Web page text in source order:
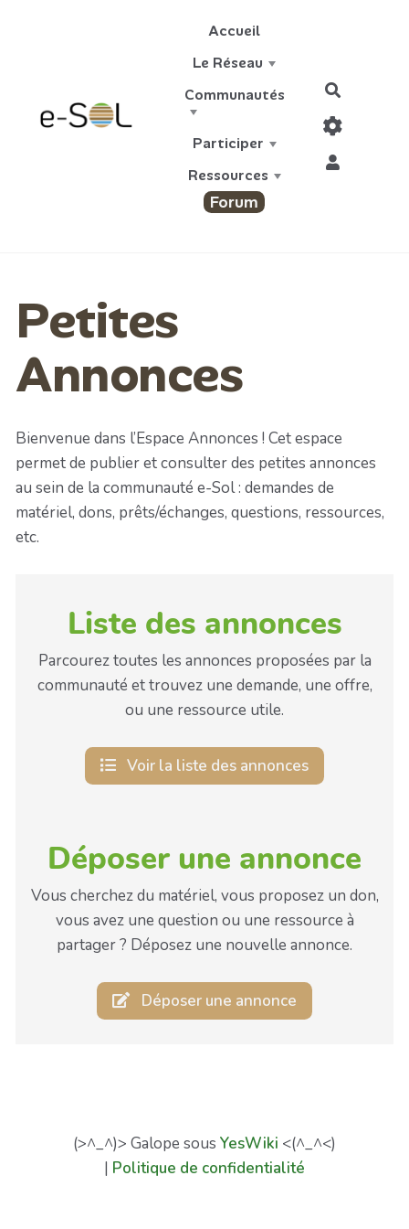
Accueil
Le Réseau
Communautés
Participer
Ressources
Forum
Petites
Annonces
Bienvenue dans l’Espace Annonces ! Cet espace
permet de publier et consulter des petites annonces
au sein de la communauté e-Sol : demandes de
matériel, dons, prêts/échanges, questions, ressources,
etc.
Liste des annonces
Parcourez toutes les annonces proposées par la
communauté et trouvez une demande, une offre,
ou une ressource utile.
Voir la liste des annonces
Déposer une annonce
Vous cherchez du matériel, vous proposez un don,
vous avez une question ou une ressource à
partager ? Déposez une nouvelle annonce.
Déposer une annonce
(>^_^)> Galope sous YesWiki <(^_^<)
| Politique de confidentialité